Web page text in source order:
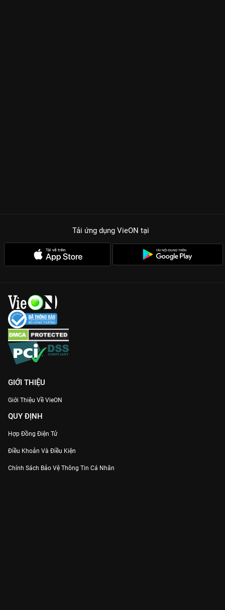
Tải ứng dụng VieON tại
GIỚI THIỆU
Giới Thiệu Về VieON
QUY ĐỊNH
Hợp Đồng Điện Tử
Điều Khoản Và Điều Kiện
Chính Sách Bảo Vệ Thông Tin Cá Nhân